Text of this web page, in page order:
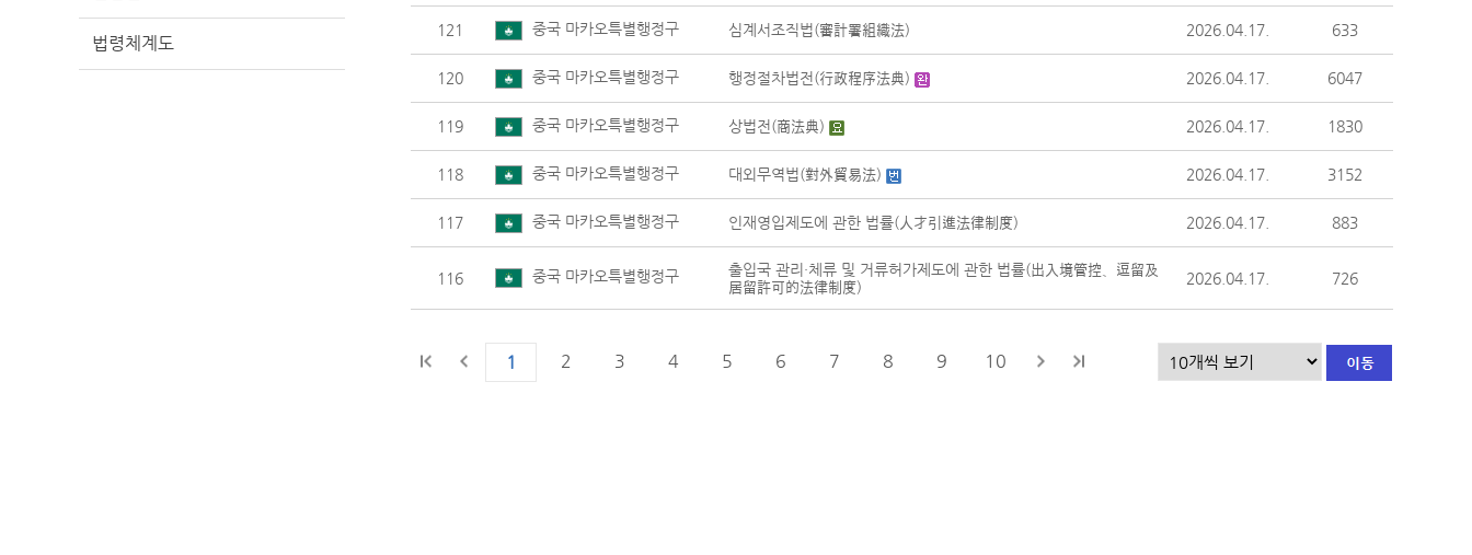
법령체계도
121 중국 마카오특별행정구 심계서조직법(審計署組織法) 2026.04.17. 633
120 중국 마카오특별행정구 행정절차법전(行政程序法典) 2026.04.17. 6047
119 중국 마카오특별행정구 상법전(商法典) 2026.04.17. 1830
118 중국 마카오특별행정구 대외무역법(對外貿易法) 2026.04.17. 3152
117 중국 마카오특별행정구 인재영입제도에 관한 법률(人才引進法律制度) 2026.04.17. 883
116 중국 마카오특별행정구
출입국 관리·체류 및 거류허가제도에 관한 법률(出入境管控、逗留及
居留許可的法律制度)
2026.04.17. 726
1 2 3 4 5 6 7 8 9 10